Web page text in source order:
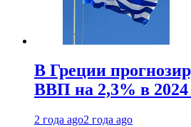
В Греции
ВВП на 2,3% в 2024
2 года ago2 года ago